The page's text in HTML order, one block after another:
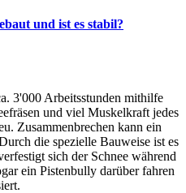
und ist es stabil?
3'000 Arbeitsstunden mithilfe
und viel Muskelkraft jedes
Zusammenbrechen kann ein
die spezielle Bauweise ist es
sich der Schnee während
ein Pistenbully darüber fahren